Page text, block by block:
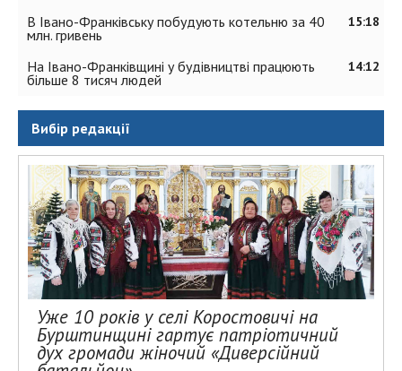
15:18
В Івано-Франківську побудують котельню за 40
млн. гривень
14:12
На Івано-Франківщині у будівництві працюють
більше 8 тисяч людей
Вибір редакції
Уже 10 років у селі Коростовичі на
Бурштинщині гартує патріотичний
дух громади жіночий «Диверсійний